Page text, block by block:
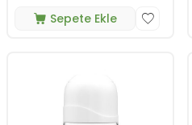
Sepete Ekle